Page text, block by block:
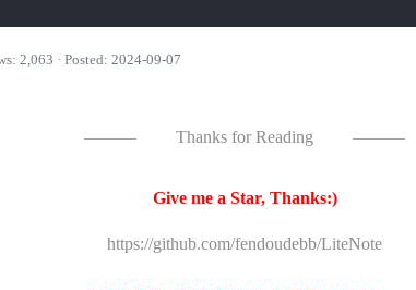
2,063 · Posted: 2024-09-07
——— Thanks for Reading ———
Give me a Star, Thanks:)
https://github.com/fendoudebb/LiteNote